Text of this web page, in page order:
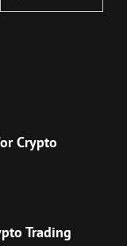
Crypto
Trading